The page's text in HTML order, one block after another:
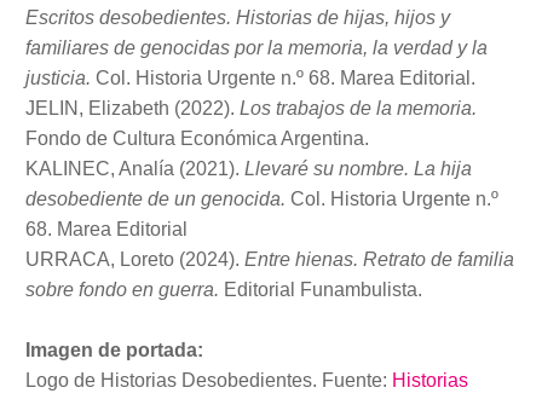
Escritos desobedientes. Historias de hijas, hijos y
familiares de genocidas por la memoria, la verdad y la
justicia. Col. Historia Urgente n.º 68. Marea Editorial.
JELIN, Elizabeth (2022). Los trabajos de la memoria.
Fondo de Cultura Económica Argentina.
KALINEC, Analía (2021). Llevaré su nombre. La hija
desobediente de un genocida. Col. Historia Urgente n.º
68. Marea Editorial
URRACA, Loreto (2024). Entre hienas. Retrato de familia
sobre fondo en guerra. Editorial Funambulista.
Imagen de portada:
Logo de Historias Desobedientes. Fuente: Historias